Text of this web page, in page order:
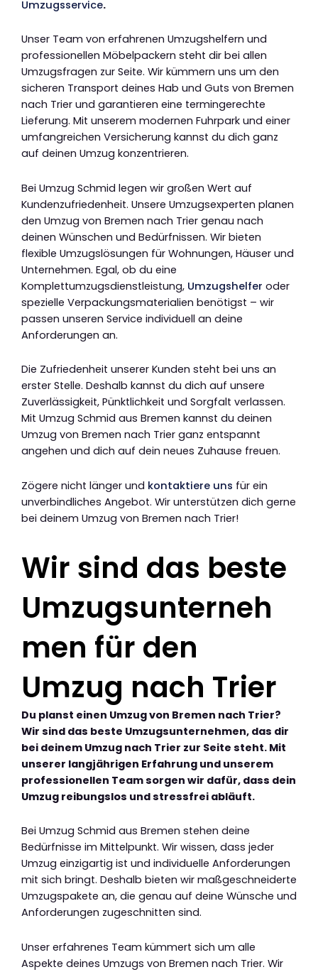
Umzugsservice.
Unser Team von erfahrenen Umzugshelfern und
professionellen Möbelpackern steht dir bei allen
Umzugsfragen zur Seite. Wir kümmern uns um den
sicheren Transport deines Hab und Guts von Bremen
nach Trier und garantieren eine termingerechte
Lieferung. Mit unserem modernen Fuhrpark und einer
umfangreichen Versicherung kannst du dich ganz
auf deinen Umzug konzentrieren.
Bei Umzug Schmid legen wir großen Wert auf
Kundenzufriedenheit. Unsere Umzugsexperten planen
den Umzug von Bremen nach Trier genau nach
deinen Wünschen und Bedürfnissen. Wir bieten
flexible Umzugslösungen für Wohnungen, Häuser und
Unternehmen. Egal, ob du eine
Komplettumzugsdienstleistung, Umzugshelfer oder
spezielle Verpackungsmaterialien benötigst – wir
passen unseren Service individuell an deine
Anforderungen an.
Die Zufriedenheit unserer Kunden steht bei uns an
erster Stelle. Deshalb kannst du dich auf unsere
Zuverlässigkeit, Pünktlichkeit und Sorgfalt verlassen.
Mit Umzug Schmid aus Bremen kannst du deinen
Umzug von Bremen nach Trier ganz entspannt
angehen und dich auf dein neues Zuhause freuen.
Zögere nicht länger und kontaktiere uns für ein
unverbindliches Angebot. Wir unterstützen dich gerne
bei deinem Umzug von Bremen nach Trier!
Wir sind das beste
Umzugsunterneh
men für den
Umzug nach Trier
Du planst einen Umzug von Bremen nach Trier?
Wir sind das beste Umzugsunternehmen, das dir
bei deinem Umzug nach Trier zur Seite steht. Mit
unserer langjährigen Erfahrung und unserem
professionellen Team sorgen wir dafür, dass dein
Umzug reibungslos und stressfrei abläuft.
Bei Umzug Schmid aus Bremen stehen deine
Bedürfnisse im Mittelpunkt. Wir wissen, dass jeder
Umzug einzigartig ist und individuelle Anforderungen
mit sich bringt. Deshalb bieten wir maßgeschneiderte
Umzugspakete an, die genau auf deine Wünsche und
Anforderungen zugeschnitten sind.
Unser erfahrenes Team kümmert sich um alle
Aspekte deines Umzugs von Bremen nach Trier. Wir